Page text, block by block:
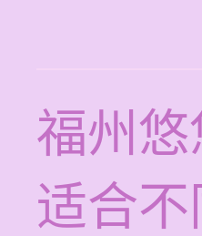
福州
适合